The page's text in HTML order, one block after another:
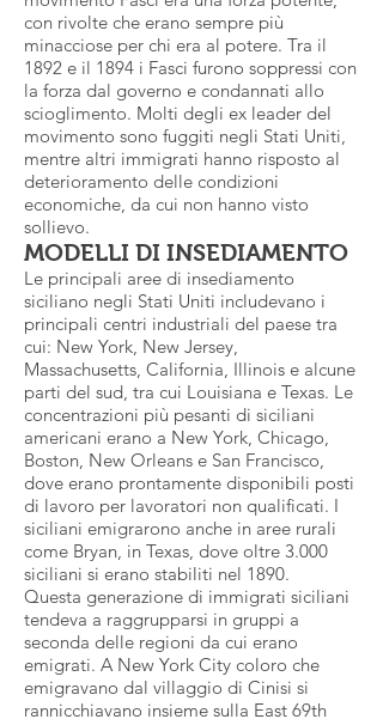
con rivolte che erano sempre più
minacciose per chi era al potere. Tra il
1892 e il 1894 i Fasci furono soppressi con
la forza dal governo e condannati allo
scioglimento. Molti degli ex leader del
movimento sono fuggiti negli Stati Uniti,
mentre altri immigrati hanno risposto al
deterioramento delle condizioni
economiche, da cui non hanno visto
sollievo.
MODELLI DI INSEDIAMENTO
Le principali aree di insediamento
siciliano negli Stati Uniti includevano i
principali centri industriali del paese tra
cui: New York, New Jersey,
Massachusetts, California, Illinois e alcune
parti del sud, tra cui Louisiana e Texas. Le
concentrazioni più pesanti di siciliani
americani erano a New York, Chicago,
Boston, New Orleans e San Francisco,
dove erano prontamente disponibili posti
di lavoro per lavoratori non qualificati. I
siciliani emigrarono anche in aree rurali
come Bryan, in Texas, dove oltre 3.000
siciliani si erano stabiliti nel 1890.
Questa generazione di immigrati siciliani
tendeva a raggrupparsi in gruppi a
seconda delle regioni da cui erano
emigrati. A New York City coloro che
emigravano dal villaggio di Cinisi si
rannicchiavano insieme sulla East 69th